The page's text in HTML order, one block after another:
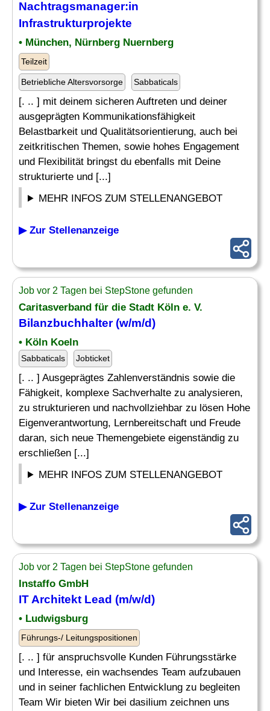
Nachtragsmanager:in
Infrastrukturprojekte
• München, Nürnberg Nuernberg
Teilzeit
Betriebliche Altersvorsorge Sabbaticals
[. .. ] mit deinem sicheren Auftreten und deiner
ausgeprägten Kommunikationsfähigkeit
Belastbarkeit und Qualitätsorientierung, auch bei
zeitkritischen Themen, sowie hohes Engagement
und Flexibilität bringst du ebenfalls mit Deine
strukturierte und [...]
MEHR INFOS ZUM STELLENANGEBOT
▶ Zur Stellenanzeige
Job vor 2 Tagen bei StepStone gefunden
Caritasverband für die Stadt Köln e. V.
Bilanzbuchhalter (w/m/d)
• Köln Koeln
Sabbaticals Jobticket
[. .. ] Ausgeprägtes Zahlenverständnis sowie die
Fähigkeit, komplexe Sachverhalte zu analysieren,
zu strukturieren und nachvollziehbar zu lösen Hohe
Eigenverantwortung, Lernbereitschaft und Freude
daran, sich neue Themengebiete eigenständig zu
erschließen [...]
MEHR INFOS ZUM STELLENANGEBOT
▶ Zur Stellenanzeige
Job vor 2 Tagen bei StepStone gefunden
Instaffo GmbH
IT Architekt Lead (m/w/d)
• Ludwigsburg
Führungs-/ Leitungspositionen
[. .. ] für anspruchsvolle Kunden Führungsstärke
und Interesse, ein wachsendes Team aufzubauen
und in seiner fachlichen Entwicklung zu begleiten
Team Wir bieten Wir bei dasilium zeichnen uns